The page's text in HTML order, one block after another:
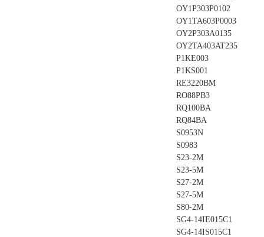
OY1P303P0102
OY1TA603P0003
OY2P303A0135
OY2TA403AT235
P1KE003
P1KS001
RE3220BM
RO88PB3
RQ100BA
RQ84BA
S0953N
S0983
S23-2M
S23-5M
S27-2M
S27-5M
S80-2M
SG4-14IE015C1
SG4-14IS015C1